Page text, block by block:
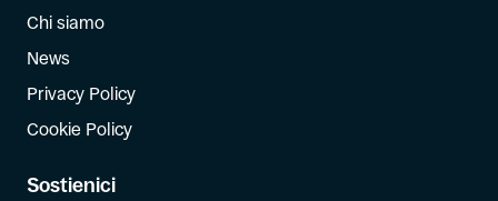
Chi siamo
News
Privacy Policy
Cookie Policy
Sostienici